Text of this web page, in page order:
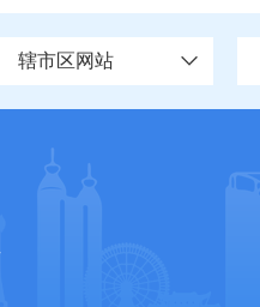
辖市区网站